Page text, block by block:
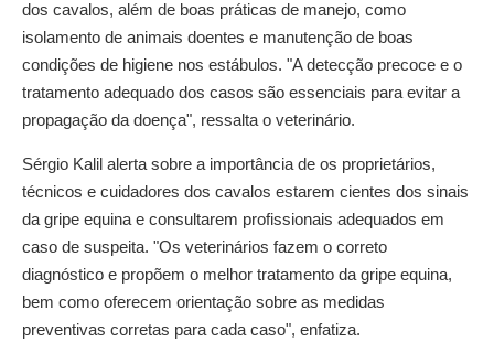
dos cavalos, além de boas práticas de manejo, como
isolamento de animais doentes e manutenção de boas
condições de higiene nos estábulos. "A detecção precoce e o
tratamento adequado dos casos são essenciais para evitar a
propagação da doença", ressalta o veterinário.
Sérgio Kalil alerta sobre a importância de os proprietários,
técnicos e cuidadores dos cavalos estarem cientes dos sinais
da gripe equina e consultarem profissionais adequados em
caso de suspeita. "Os veterinários fazem o correto
diagnóstico e propõem o melhor tratamento da gripe equina,
bem como oferecem orientação sobre as medidas
preventivas corretas para cada caso", enfatiza.